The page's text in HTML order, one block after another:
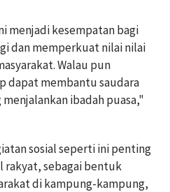
menjadi kesempatan bagi
dan memperkuat nilai nilai
Walau pun
dapat membantu saudara
ibadah puasa,"
sosial seperti ini penting
rakyat, sebagai bentuk
di kampung-kampung,